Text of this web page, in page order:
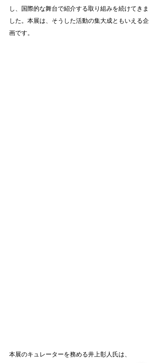
し、国際的な舞台で紹介する取り組みを続けてきま
した。本展は、そうした活動の集大成ともいえる企
画です。
本展のキュレーターを務める井上彰人氏は、